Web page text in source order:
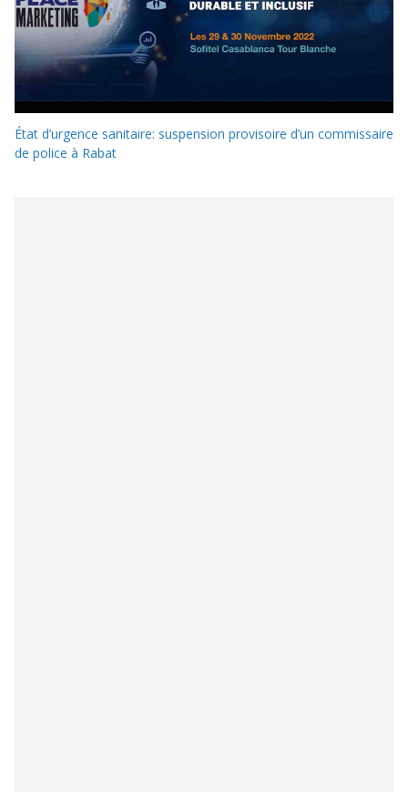
État d’urgence sanitaire: suspension provisoire d’un commissaire
de police à Rabat